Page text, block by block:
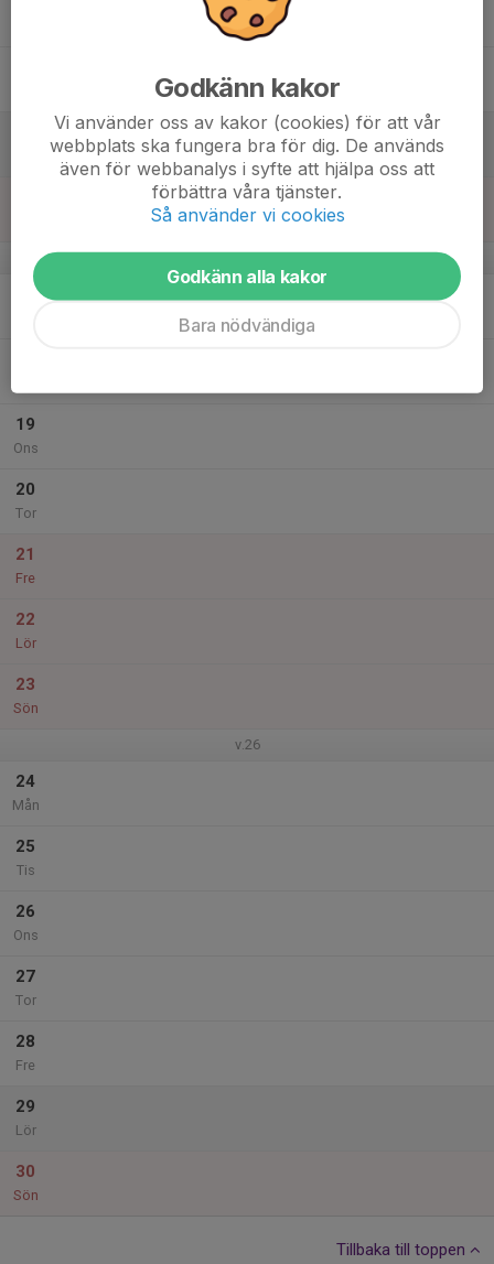
v.25
19
Ons
20
Tor
21
Fre
22
Lör
23
Sön
v.26
24
Mån
25
Tis
26
Ons
27
Tor
28
Fre
29
Lör
30
Sön
Tillbaka till toppen
Godkänn kakor
Vi använder oss av kakor (cookies) för att vår
webbplats ska fungera bra för dig. De används
även för webbanalys i syfte att hjälpa oss att
förbättra våra tjänster.
Så använder vi cookies
Godkänn alla kakor
Bara nödvändiga